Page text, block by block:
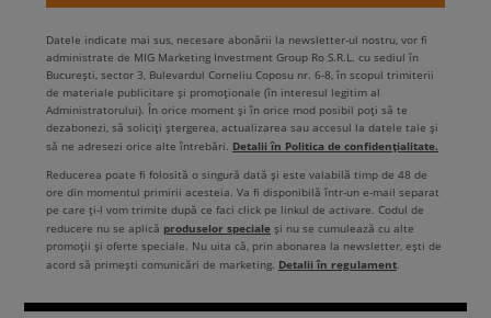
Datele indicate mai sus, necesare abonării la newsletter-ul nostru, vor fi
administrate de MIG Marketing Investment Group Ro S.R.L. cu sediul în
București, sector 3, Bulevardul Corneliu Coposu nr. 6-8, în scopul trimiterii
de materiale publicitare și promoționale (în interesul legitim al
Administratorului). În orice moment și în orice mod posibil poți să te
dezabonezi, să soliciți ștergerea, actualizarea sau accesul la datele tale și
să ne adresezi orice alte întrebări. Detalii în Politica de confidențialitate.
Reducerea poate fi folosită o singură dată și este valabilă timp de 48 de
ore din momentul primirii acesteia. Va fi disponibilă într-un e-mail separat
pe care ți-l vom trimite după ce faci click pe linkul de activare. Codul de
reducere nu se aplică produselor speciale și nu se cumulează cu alte
promoții și oferte speciale. Nu uita că, prin abonarea la newsletter, ești de
acord să primești comunicări de marketing. Detalii în regulament.